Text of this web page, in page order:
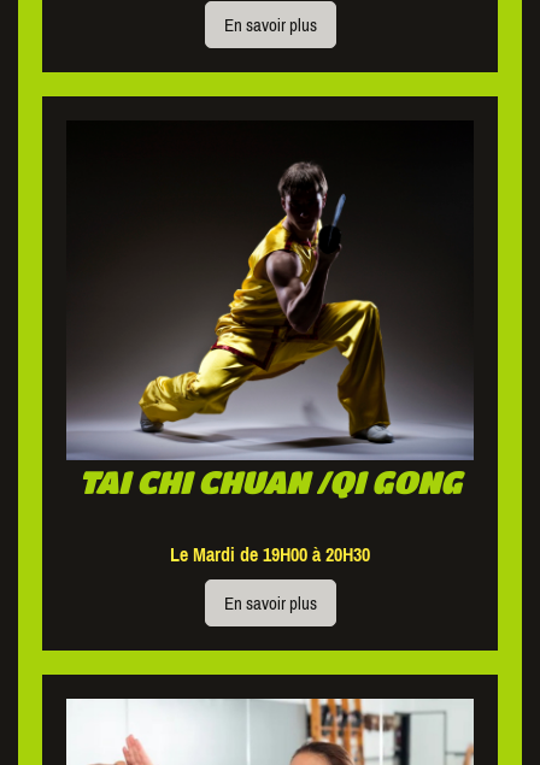
En savoir plus
TAI CHI CHUAN /QI GONG
Le Mardi de 19H00 à 20H30
En savoir plus